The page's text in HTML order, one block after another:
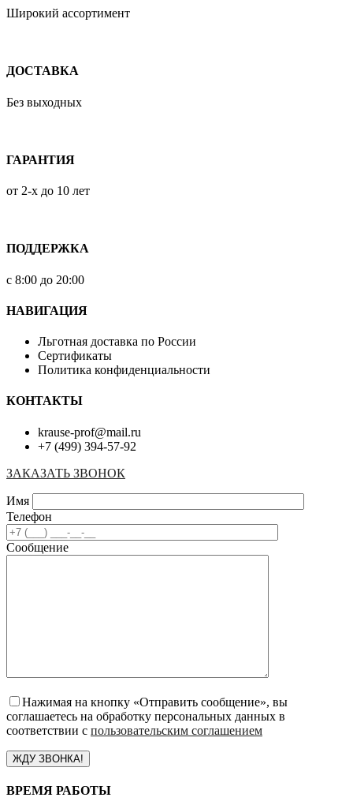
Широкий ассортимент
ДОСТАВКА
Без выходных
ГАРАНТИЯ
от 2-х до 10 лет
ПОДДЕРЖКА
с 8:00 до 20:00
НАВИГАЦИЯ
Льготная доставка по России
Сертификаты
Политика конфиденциальности
КОНТАКТЫ
krause-prof@mail.ru
+7 (499) 394-57-92
ЗАКАЗАТЬ ЗВОНОК
Имя
Телефон
Сообщение
Нажимая на кнопку «Отправить сообщение», вы
соглашаетесь на обработку персональных данных в
соответствии с пользовательским соглашением
ВРЕМЯ РАБОТЫ